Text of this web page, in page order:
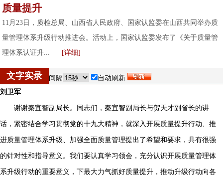
质量提升
11月23日，质检总局、山西省人民政府、国家认监委在山西共同举办质
量管理体系升级行动推进会。活动上，国家认监委发布了《关于质量管
理体系认证升...
[详细]
文字实录 间隔 自动刷新